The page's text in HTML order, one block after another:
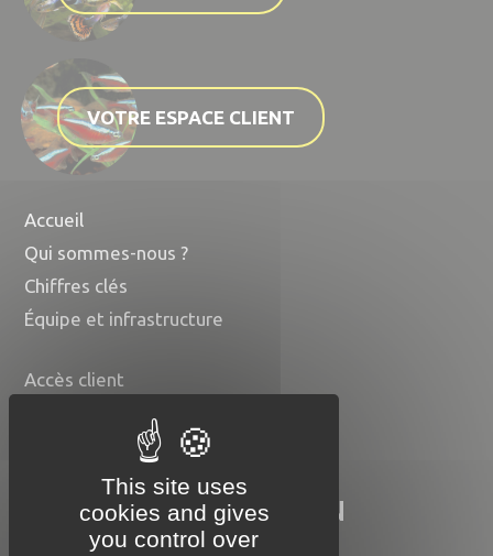
VOTRE ESPACE CLIENT
Accueil
Qui sommes-nous ?
Chiffres clés
Équipe et infrastructure
Accès client
Nos disponibilités
COMPTOIR DU POISSON
EXOTIQUE
This site uses
cookies and gives
you control over